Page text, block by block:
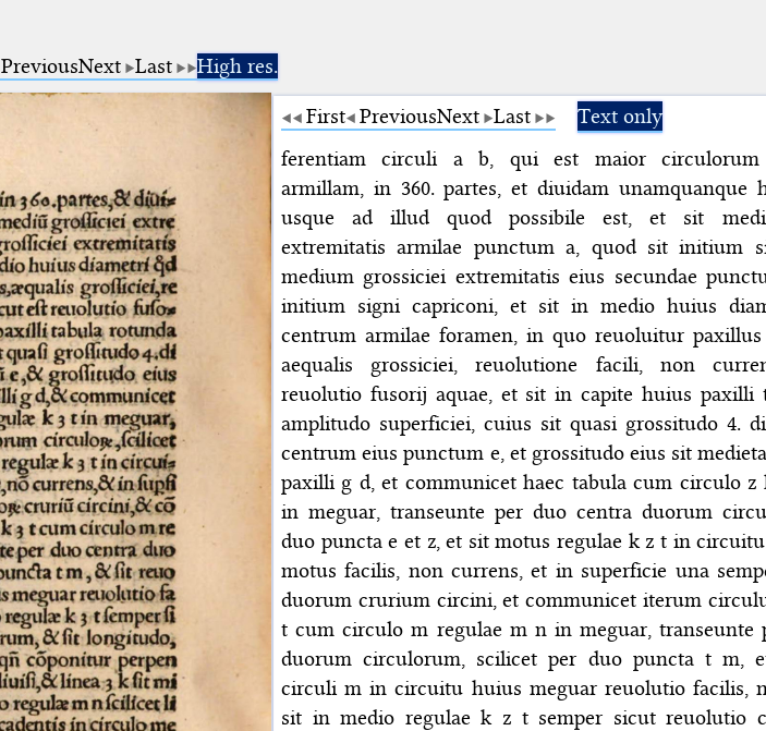
PreviousNext Last
High res.
First PreviousNext Last
Text only
ferentiam circuli a b, qui est maior circulorum
armillam, in 360. partes, et diuidam unamquanque
usque ad illud quod possibile est, et sit
extremitatis armilae punctum a, quod sit initium
medium grossiciei extremitatis eius secundae
initium signi capriconi, et sit in medio huius
centrum armilae foramen, in quo reuoluitur
aequalis grossiciei, reuolutione facili, non
reuolutio fusorij aquae, et sit in capite huius paxilli
amplitudo superficiei, cuius sit quasi grossitudo 4.
centrum eius punctum e, et grossitudo eius sit
paxilli g d, et communicet haec tabula cum circulo z
in meguar, transeunte per duo centra duorum
duo puncta e et z, et sit motus regulae k z t in
motus facilis, non currens, et in superficie una
duorum crurium circini, et communicet iterum
t cum circulo m regulae m n in meguar, transeunte
duorum circulorum, scilicet per duo puncta t m,
circuli m in circuitu huius meguar reuolutio facilis,
sit in medio regulae k z t semper sicut reuolutio